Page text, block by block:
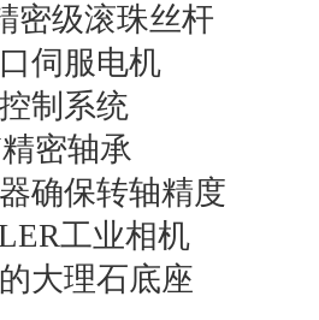
密级滚珠丝杆
伺服电机
制系统
密轴承
确保转轴精度
工业相机
大理石底座